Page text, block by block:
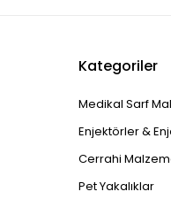
Kategoriler
Medikal Sarf
Enjektörler &
Cerrahi
Pet Yakalıklar